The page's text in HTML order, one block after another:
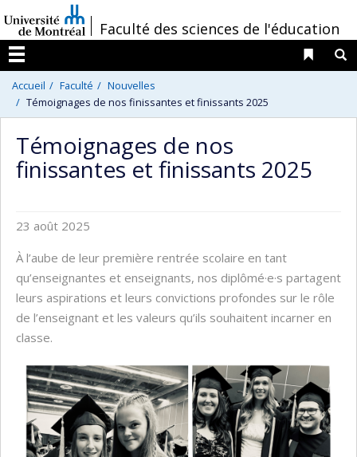
au
contenu
/Faculté des sciences de l'éducation
Menu
Liens
Accueil Faculté
Nouvelles
Témoignages de nos finissantes et finissants 2025
Témoignages de nos
finissantes et finissants 2025
23 août 2025
À l’aube de leur première rentrée scolaire en tant
qu’enseignantes et enseignants, nos diplômé·e·s partagent
leurs aspirations et leurs convictions profondes sur le rôle
de l’enseignant et les valeurs qu’ils souhaitent incarner en
classe.